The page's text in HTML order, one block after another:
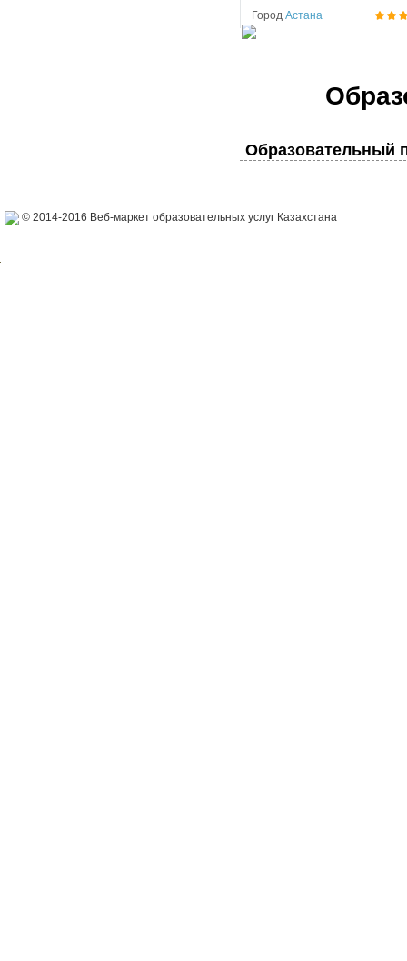
Город Астана
Образовательный
© 2014-2016 Веб-маркет образовательных услуг Казахстана